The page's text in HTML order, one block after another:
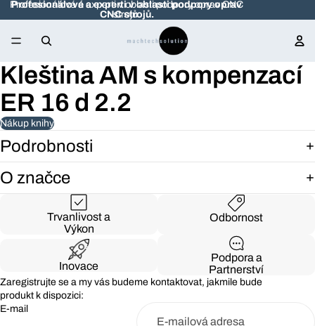
Profesionálové a experti v oblasti podpory oprav
CNC strojů.
Profesionálové a experti v oblasti podpory oprav CNC
strojů.
Otevřít
obrázek
na
celou
obrazovku
Kleština AM s kompenzací
ER 16 d 2.2
Nákup knihy
Podrobnosti
O značce
Trvanlivost a
Výkon
Odbornost
Inovace
Podpora a
Partnerství
Zaregistrujte se a my vás budeme kontaktovat, jakmile bude
produkt k dispozici:
E-mail